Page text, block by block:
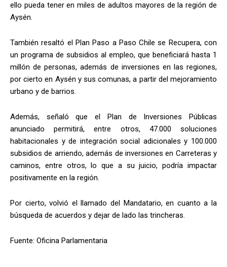
ello pueda tener en miles de adultos mayores de la región de
Aysén.
También resaltó el Plan Paso a Paso Chile se Recupera, con
un programa de subsidios al empleo, que beneficiará hasta 1
millón de personas, además de inversiones en las regiones,
por cierto en Aysén y sus comunas, a partir del mejoramiento
urbano y de barrios.
Además, señaló que el Plan de Inversiones Públicas
anunciado permitirá, entre otros, 47.000 soluciones
habitacionales y de integración social adicionales y 100.000
subsidios de arriendo, además de inversiones en Carreteras y
caminos, entre otros, lo que a su juicio, podría impactar
positivamente en la región.
Por cierto, volvió el llamado del Mandatario, en cuanto a la
búsqueda de acuerdos y dejar de lado las trincheras.
Fuente: Oficina Parlamentaria